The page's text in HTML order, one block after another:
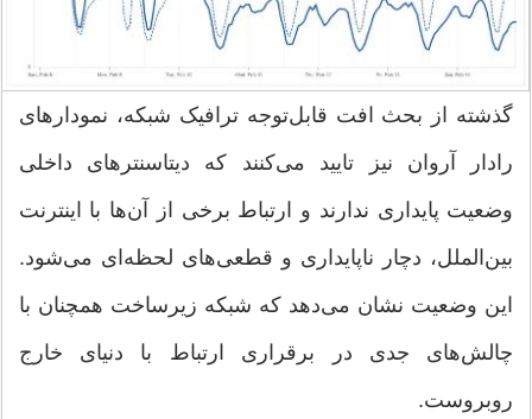
گذشته از بحث افت قابل‌توجه ترافیک شبکه، نمودارهای
رادار آروان نیز تایید می‌کنند که دیتاسنترهای داخلی
وضعیت پایداری ندارند و ارتباط برخی از آن‌ها با اینترنت
بین‌الملل، دچار ناپایداری و قطعی‌های لحظه‌ای می‌شود.
این وضعیت نشان می‌دهد که شبکه زیرساخت همچنان با
چالش‌های جدی در برقراری ارتباط با دنیای خارج
روبروست.